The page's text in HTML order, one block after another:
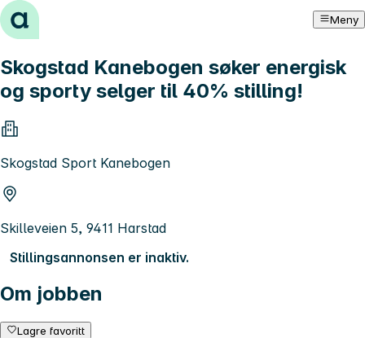
Hopp til innhold Meny
Skogstad Kanebogen søker energisk
og sporty selger til 40% stilling!
Skogstad Sport Kanebogen
Skilleveien 5, 9411 Harstad
Stillingsannonsen er inaktiv.
Om jobben
Lagre favoritt